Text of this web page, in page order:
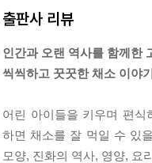
--- p.50
을 조절해서 변비 해소에
--- p.55
출판사 리뷰
인간과 오랜 역사를 함께한
씩씩하고 꿋꿋한 채소 이야기
어린 아이들을 키우며 편
하면 채소를 잘 먹일 수 있
모양, 진화의 역사, 영양, 요